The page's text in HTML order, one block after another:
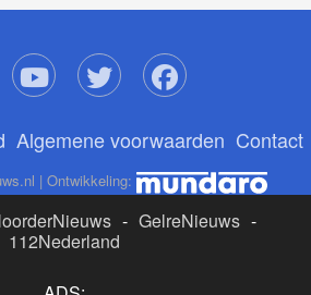
Algemene voorwaarden Contact
| Ontwikkeling:
- GelreNieuws -
112Nederland